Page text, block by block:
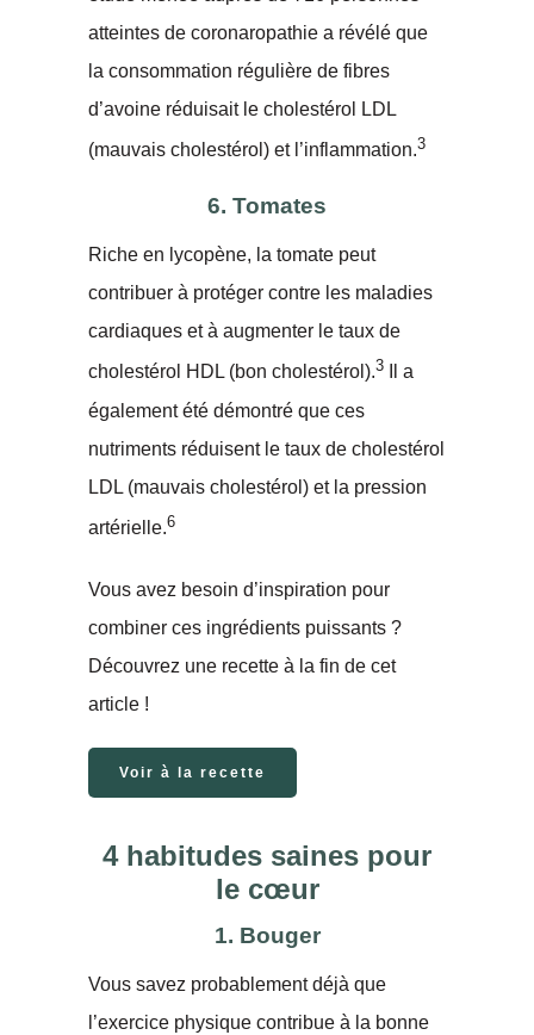
atteintes de coronaropathie a révélé que
la consommation régulière de fibres
d’avoine réduisait le cholestérol LDL
(mauvais cholestérol) et l’inflammation.3
6. Tomates
Riche en lycopène, la tomate peut
contribuer à protéger contre les maladies
cardiaques et à augmenter le taux de
cholestérol HDL (bon cholestérol).3 Il a
également été démontré que ces
nutriments réduisent le taux de cholestérol
LDL (mauvais cholestérol) et la pression
artérielle.6
Vous avez besoin d’inspiration pour
combiner ces ingrédients puissants ?
Découvrez une recette à la fin de cet
article !
Voir à la recette
4 habitudes saines pour
le cœur
1. Bouger
Vous savez probablement déjà que
l’exercice physique contribue à la bonne